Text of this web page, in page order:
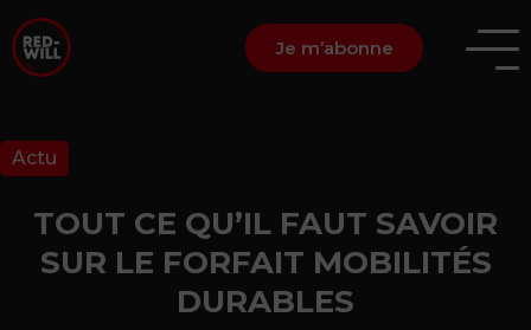
Je m’abonne
Actu
TOUT CE QU’IL FAUT SAVOIR
SUR LE FORFAIT MOBILITÉS
DURABLES